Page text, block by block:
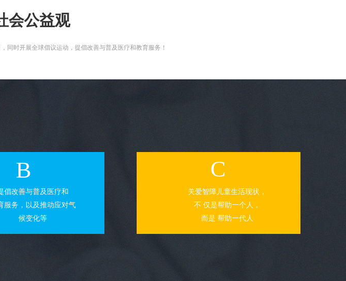
会公益观
同时开展全球倡议运动，提倡改善与普及医疗和教育服务！
B C
倡改善与普及医疗和
服务，以及推动应对气
候变化等
关爱智障儿童生活现状，
不 仅是帮助一个人，
而是 帮助一代人